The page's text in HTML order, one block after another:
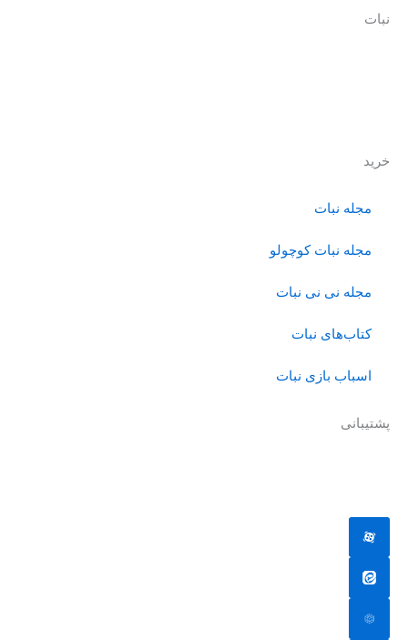
نبات
خرید
مجله نبات
مجله نبات کوچولو
مجله نی نی نبات
کتاب‌های نبات
اسباب بازی نبات
پشتیبانی